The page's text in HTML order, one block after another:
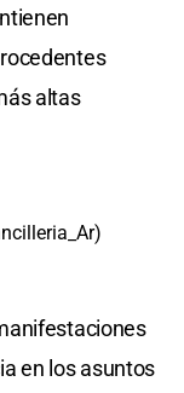
altas
en los asuntos